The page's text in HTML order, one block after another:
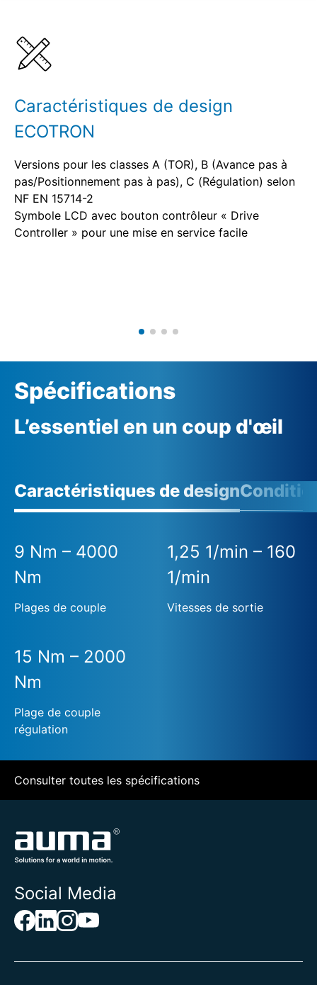
Caractéristiques de design
ECOTRON
Versions pour les classes A (TOR), B (Avance pas à
pas/Positionnement pas à pas), C (Régulation) selon
NF EN 15714-2
Symbole LCD avec bouton contrôleur « Drive
Controller » pour une mise en service facile
Spécifications
L’essentiel en un coup d'œil
Caractéristiques de design
9 Nm – 4000
Nm
Plages de couple
1,25 1/min – 160
1/min
Vitesses de sortie
15 Nm – 2000
Nm
Plage de couple
régulation
Consulter toutes les spécifications
Social Media